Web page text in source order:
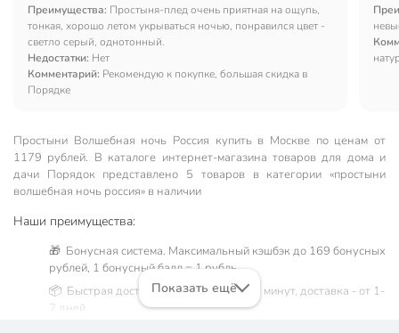
Преимущества: Простыня-плед очень приятная на ощупь,
тонкая, хорошо летом укрываться ночью, понравился цвет -
светло серый, однотонный.
Недостатки: Нет
Комментарий: Рекомендую к покупке, большая скидка в
Порядке
Простыни Волшебная ночь Россия купить в Москве по ценам от
1179 рублей. В каталоге интернет-магазина товаров для дома и
дачи Порядок представлено 5 товаров в категории «простыни
волшебная ночь россия» в наличии
Наши преимущества:
🎁 Бонусная система. Максимальный кэшбэк до 169 бонусных
рублей, 1 бонусный балл = 1 рубль.
📦 Быстрая доставка. Самовывоз от 60 минут, доставка - от 1-
2 дней.
Показать ещё